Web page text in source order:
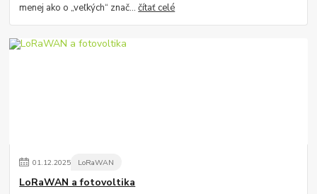
menej ako o „veľkých“ znač...čítať celé
01.12.2025 LoRaWAN
LoRaWAN a fotovoltika